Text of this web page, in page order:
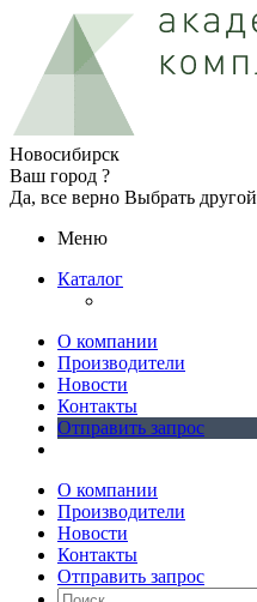
Новосибирск
Ваш город ?
Да, все верно Выбрать другой
Меню
Каталог
О компании
Производители
Новости
Контакты
Отправить запрос
О компании
Производители
Новости
Контакты
Отправить запрос